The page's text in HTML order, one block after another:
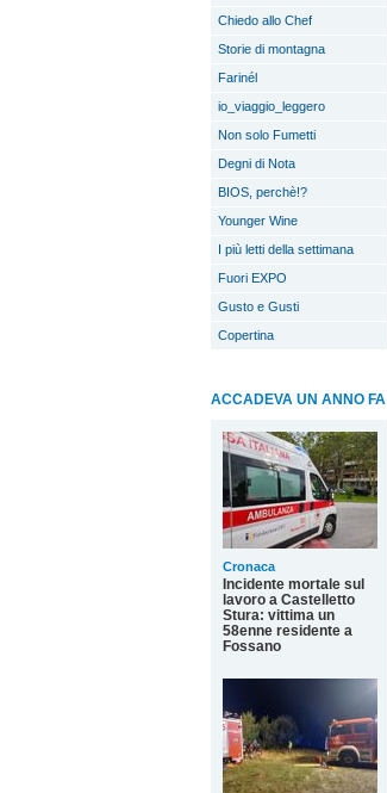
Chiedo allo Chef
Storie di montagna
Farinél
io_viaggio_leggero
Non solo Fumetti
Degni di Nota
BIOS, perchè!?
Younger Wine
I più letti della settimana
Fuori EXPO
Gusto e Gusti
Copertina
ACCADEVA UN ANNO FA
Cronaca
Incidente mortale sul
lavoro a Castelletto
Stura: vittima un
58enne residente a
Fossano